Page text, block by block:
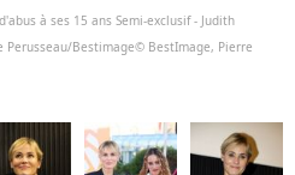
à ses 15 ans Semi-exclusif - Judith
Bestimage© BestImage, Pierre